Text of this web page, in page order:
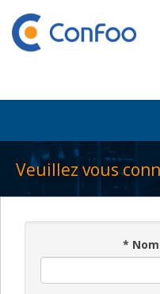
Veuillez vous
*